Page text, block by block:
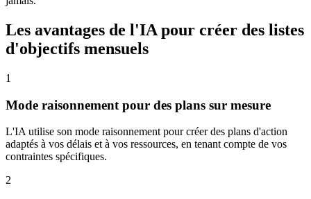
Les avantages de l'IA pour créer des listes
d'objectifs mensuels
1
Mode raisonnement pour des plans sur mesure
L'IA utilise son mode raisonnement pour créer des plans d'action
adaptés à vos délais et à vos ressources, en tenant compte de vos
contraintes spécifiques.
2